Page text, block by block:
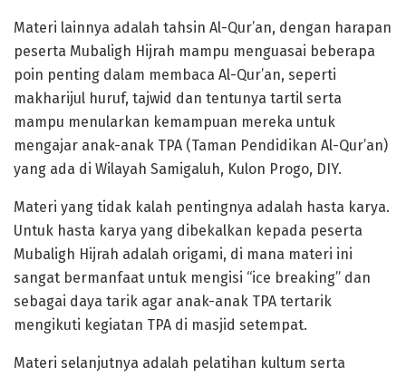
Materi lainnya adalah tahsin Al-Qur’an, dengan harapan
peserta Mubaligh Hijrah mampu menguasai beberapa
poin penting dalam membaca Al-Qur’an, seperti
makharijul huruf, tajwid dan tentunya tartil serta
mampu menularkan kemampuan mereka untuk
mengajar anak-anak TPA (Taman Pendidikan Al-Qur’an)
yang ada di Wilayah Samigaluh, Kulon Progo, DIY.
Materi yang tidak kalah pentingnya adalah hasta karya.
Untuk hasta karya yang dibekalkan kepada peserta
Mubaligh Hijrah adalah origami, di mana materi ini
sangat bermanfaat untuk mengisi “ice breaking” dan
sebagai daya tarik agar anak-anak TPA tertarik
mengikuti kegiatan TPA di masjid setempat.
Materi selanjutnya adalah pelatihan kultum serta